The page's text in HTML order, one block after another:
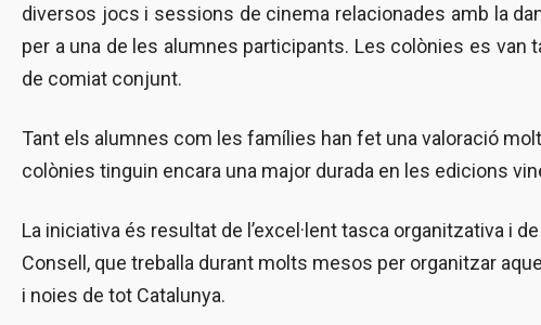
diversos jocs i sessions de cinema relacionades amb la
per a una de les alumnes participants. Les colònies es
de comiat conjunt.
Tant els alumnes com les famílies han fet una valoració
colònies tinguin encara una major durada en les edicions
La iniciativa és resultat de l’excel·lent tasca organitzativa i
Consell, que treballa durant molts mesos per organitzar
i noies de tot Catalunya.